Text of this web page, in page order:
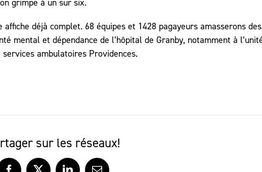
pour
grimpe à un sur six.
déjà complet. 68 équipes et 1428 pagayeurs amasserons des
mental et dépendance de l’hôpital de Granby, notamment à
ambulatoires Providences.
sur les réseaux!